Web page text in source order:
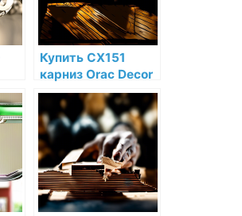
Купить CX151
карниз Orac Decor
Дюрополимер по
низкой цене в
интернет-
магазине